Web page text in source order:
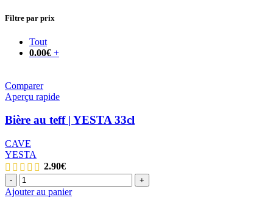
Filtre par prix
Tout
0.00€ +
Comparer
Aperçu rapide
Bière au teff | YESTA 33cl
CAVE
YESTA
2.90€
-
quantité
de
+
Ajouter au panier